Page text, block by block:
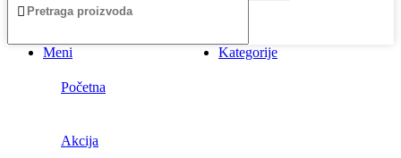
Meni Kategorije
Početna
Akcija